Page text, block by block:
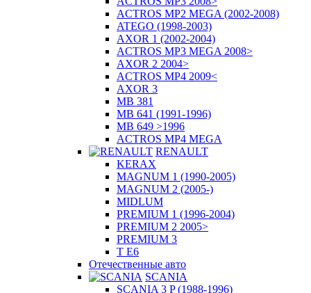
ACTROS MP2 MEGA (2002-2008)
ATEGO (1998-2003)
AXOR 1 (2002-2004)
ACTROS MP3 MEGA 2008>
AXOR 2 2004>
ACTROS MP4 2009<
AXOR 3
MB 381
MB 641 (1991-1996)
MB 649 >1996
ACTROS MP4 MEGA
RENAULT
KERAX
MAGNUM 1 (1990-2005)
MAGNUM 2 (2005-)
MIDLUM
PREMIUM 1 (1996-2004)
PREMIUM 2 2005>
PREMIUM 3
T E6
Отечественные авто
SCANIA
SCANIA 3 P (1988-1996)